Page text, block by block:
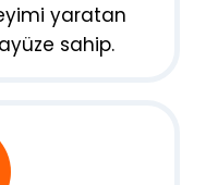
yaratan
sahip.